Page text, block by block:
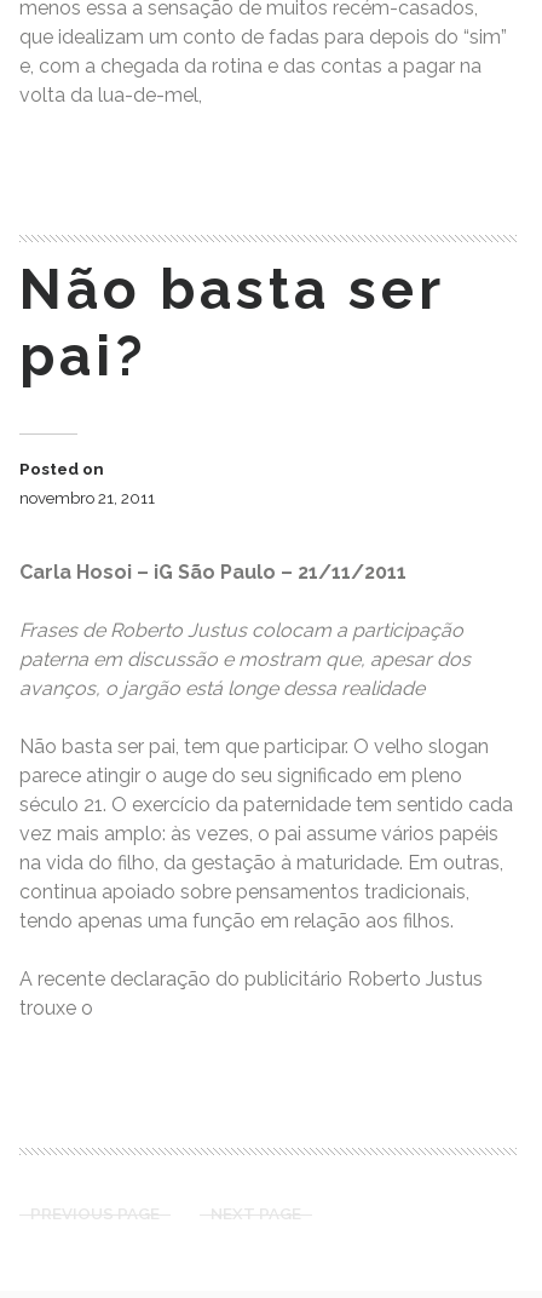
menos essa a sensação de muitos recém-casados,
que idealizam um conto de fadas para depois do “sim”
e, com a chegada da rotina e das contas a pagar na
volta da lua-de-mel,
Não basta ser
pai?
Posted on
novembro 21, 2011
Carla Hosoi – iG São Paulo – 21/11/2011
Frases de Roberto Justus colocam a participação
paterna em discussão e mostram que, apesar dos
avanços, o jargão está longe dessa realidade
Não basta ser pai, tem que participar. O velho slogan
parece atingir o auge do seu significado em pleno
século 21. O exercício da paternidade tem sentido cada
vez mais amplo: às vezes, o pai assume vários papéis
na vida do filho, da gestação à maturidade. Em outras,
continua apoiado sobre pensamentos tradicionais,
tendo apenas uma função em relação aos filhos.
A recente declaração do publicitário Roberto Justus
trouxe o
PREVIOUS PAGE NEXT PAGE